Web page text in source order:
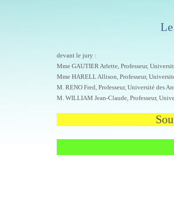
devant le jury :
Mme GAUTIER Arlette, Professeur,
Mme HARELL Allison, Professeur,
M. RENO Fred, Professeur, Université des
M. WILLIAM Jean-Claude, Professeur,